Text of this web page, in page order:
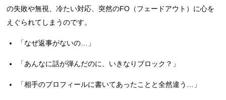
の失敗や無視、冷たい対応、突然のFO（フェードアウト）に心を
えぐられてしまうのです。
「なぜ返事がないの…」
「あんなに話が弾んだのに、いきなりブロック？」
「相手のプロフィールに書いてあったことと全然違う…」